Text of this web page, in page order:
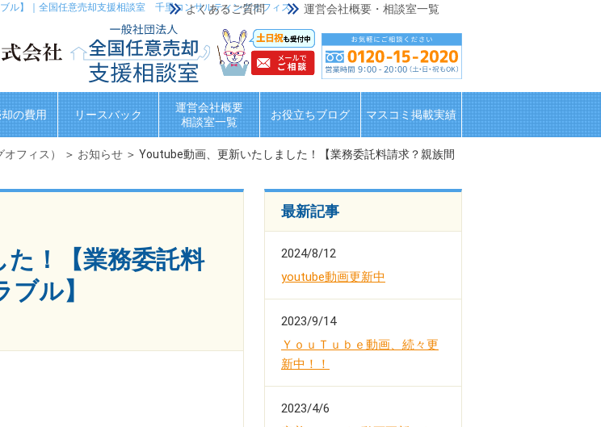
ル】｜全国任意売却支援相談室 千里コンサルティングオフィス
よくあるご質問 運営会社概要・相談室一覧
の費用 リースバック
運営会社概要
相談室一覧
お役立ちブログ マスコミ掲載実績
フィス） ＞ お知らせ ＞ Youtube動画、更新いたしました！【業務委託料請求？親族間
！【業務委託料
ル】
最新記事
2024/8/12
youtube動画更新中
2023/9/14
ＹｏｕＴｕｂｅ動画、続々更
新中！！
2023/4/6